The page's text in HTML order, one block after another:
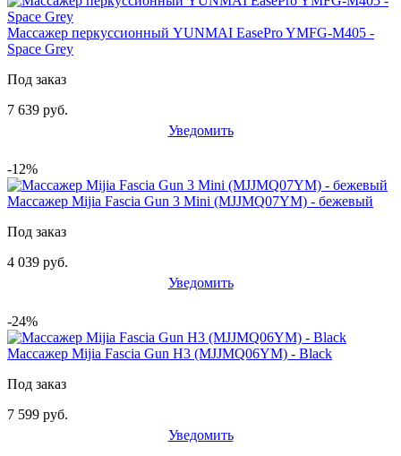
Массажер перкуссионный YUNMAI EasePro YMFG-M405 -
Space Grey
Под заказ
7 639 руб.
Уведомить
-12%
Массажер Mijia Fascia Gun 3 Mini (MJJMQ07YM) - бежевый
Под заказ
4 039 руб.
Уведомить
-24%
Массажер Mijia Fascia Gun H3 (MJJMQ06YM) - Black
Под заказ
7 599 руб.
Уведомить